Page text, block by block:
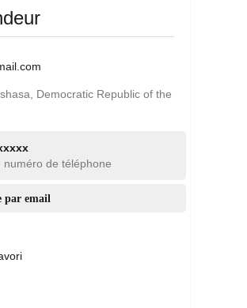
Democratic Republic of the
de téléphone
par email